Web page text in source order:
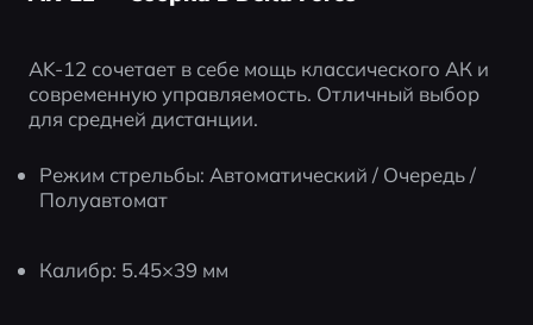
AK-12 сочетает в себе мощь классического АК и
современную управляемость. Отличный выбор
для средней дистанции.
Режим стрельбы: Автоматический / Очередь /
Полуавтомат
Калибр: 5.45×39 мм